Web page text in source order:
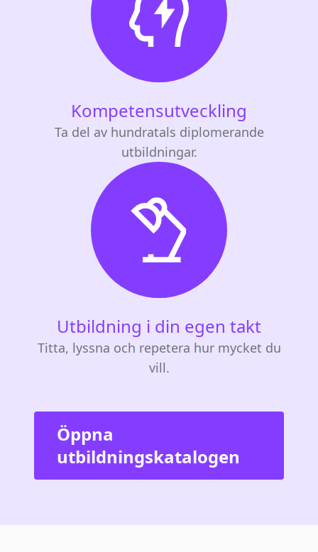
Kompetensutveckling
Ta del av hundratals diplomerande
utbildningar.
Utbildning i din egen takt
Titta, lyssna och repetera hur mycket du
vill.
Öppna
utbildningskatalogen